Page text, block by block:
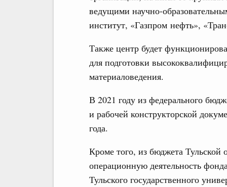
ведущими научно-
институт, «Газпром нефть»,
Также центр будет
для подготовки
материаловедения.
В 2021 году из федерального
и рабочей конструкторской
года.
Кроме того, из бюджета Тульской
операционную деятельность
Тульского государственного